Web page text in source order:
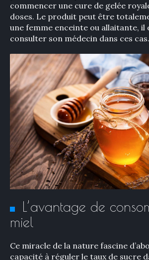
commencer une cure de gelée
doses. Le produit peut être
une femme enceinte ou allaitante, il
consulter son médecin dans ces cas.
L’avantage de
miel
Ce miracle de la nature fascine
capacité à réguler le taux de sucre
Rechercher
: